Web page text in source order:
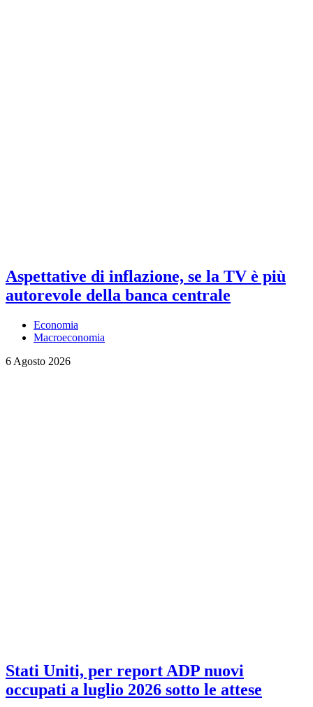
Aspettative di inflazione, se la TV è più
autorevole della banca centrale
Economia
Macroeconomia
6 Agosto 2026
Stati Uniti, per report ADP nuovi
occupati a luglio 2026 sotto le attese